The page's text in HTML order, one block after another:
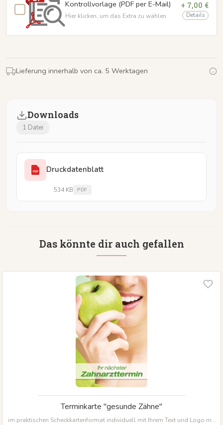
Kontrollvorlage (PDF per E-Mail)
Hier klicken, um das Extra zu wählen
+ 7,00 €
Details
Lieferung innerhalb von ca. 5 Werktagen
Downloads
1 Datei
PDF Druckdatenblatt
534 KB PDF
Das könnte dir auch gefallen
Terminkarte "gesunde Zähne"
im praktischen Scheckkartenformat individuell mit Ihrem Text und Logo mit